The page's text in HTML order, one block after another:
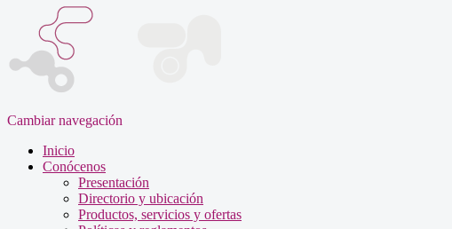
Cambiar navegación
Inicio
Conócenos
Presentación
Directorio y ubicación
Productos, servicios y ofertas